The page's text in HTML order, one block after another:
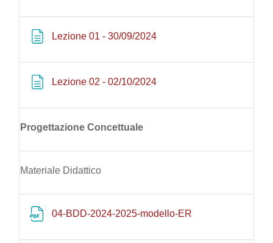
Lezione 01 - 30/09/2024Pagina
Lezione 02 - 02/10/2024Pagina
Progettazione Concettuale
Materiale Didattico
04-BDD-2024-2025-modello-ER